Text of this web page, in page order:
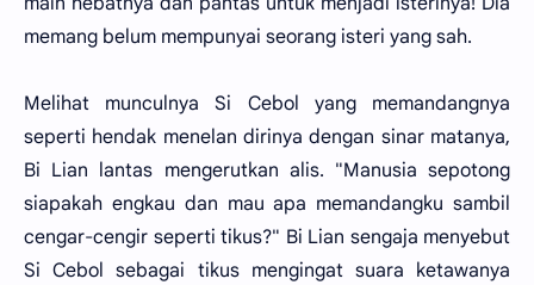
memang belum mempunyai seorang isteri yang sah.
Melihat munculnya Si Cebol yang memandangnya
seperti hendak menelan dirinya dengan sinar matanya,
Bi Lian lantas mengerutkan alis. "Manusia sepotong
siapakah engkau dan mau apa memandangku sambil
cengar-cengir seperti tikus?" Bi Lian sengaja menyebut
Si Cebol sebagai tikus mengingat suara ketawanya